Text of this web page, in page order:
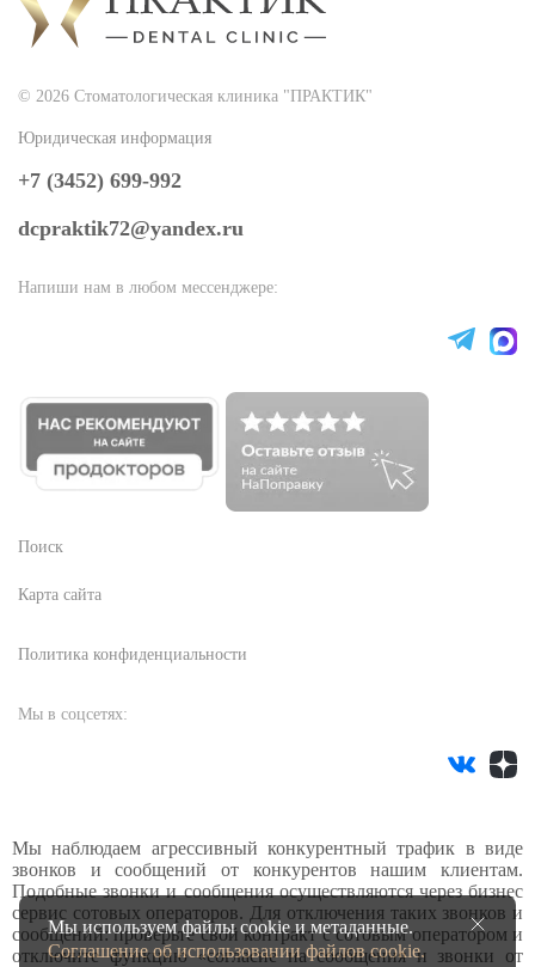
© 2026 Стоматологическая клиника "ПРАКТИК"
Юридическая информация
+7 (3452) 699-992
dcpraktik72@yandex.ru
Напиши нам в любом мессенджере:
Поиск
Карта сайта
Политика конфиденциальности
Мы в соцсетях:
Мы наблюдаем агрессивный конкурентный трафик в виде
звонков и сообщений от конкурентов нашим клиентам.
Подобные звонки и сообщения осуществляются через бизнес
сервис сотовых операторов. Для отключения таких звонков и
сообщений: проверьте свой контракт с сотовым оператором и
отключите функцию «согласие на сообщения и звонки от
Мы используем файлы cookie и метаданные.
Соглашение об использовании файлов cookie.